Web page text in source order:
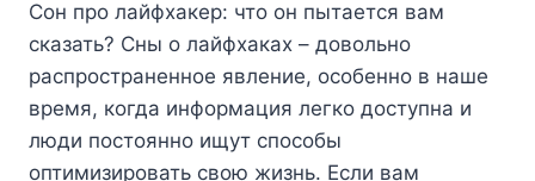
Сон про лайфхакер: что он пытается вам
сказать? Сны о лайфхаках – довольно
распространенное явление, особенно в наше
время, когда информация легко доступна и
люди постоянно ищут способы
оптимизировать свою жизнь. Если вам